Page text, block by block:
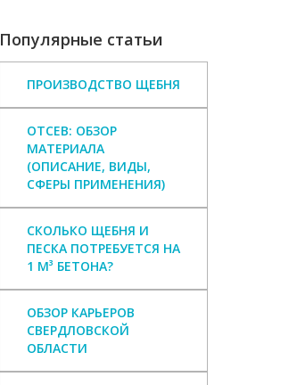
Популярные статьи
ПРОИЗВОДСТВО ЩЕБНЯ
ОТСЕВ: ОБЗОР
МАТЕРИАЛА
(ОПИСАНИЕ, ВИДЫ,
СФЕРЫ ПРИМЕНЕНИЯ)
СКОЛЬКО ЩЕБНЯ И
ПЕСКА ПОТРЕБУЕТСЯ НА
1 М³ БЕТОНА?
ОБЗОР КАРЬЕРОВ
СВЕРДЛОВСКОЙ
ОБЛАСТИ